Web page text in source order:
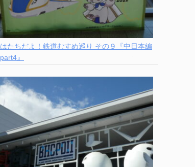
はたちだよ！鉄道むすめ巡り その９『中日本編
part4』